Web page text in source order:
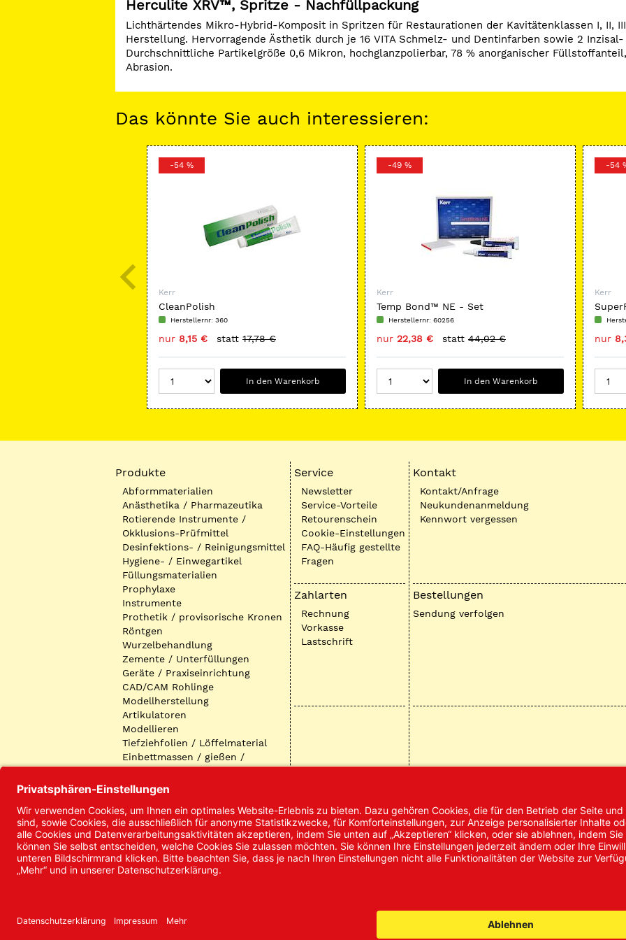
Herculite XRV™, Spritze - Nachfüllpackung
Lichthärtendes Mikro-Hybrid-Komposit in Spritzen für Restaurationen der Kavitätenklassen I, II,
Herstellung. Hervorragende Ästhetik durch je 16 VITA Schmelz- und Dentinfarben sowie 2
Durchschnittliche Partikelgröße 0,6 Mikron, hochglanzpolierbar, 78 % anorganischer
Abrasion.
Das könnte Sie auch interessieren:
-54 %
Kerr
CleanPolish
Herstellernr: 360
nur 8,15 € statt 17,78 €
In den Warenkorb
-49 %
Kerr
Temp Bond™ NE - Set
Herstellernr: 60256
nur 22,38 € statt 44,02 €
In den Warenkorb
-54
Kerr
nur
Produkte
Abformmaterialien
Anästhetika / Pharmazeutika
Rotierende Instrumente /
Okklusions-Prüfmittel
Desinfektions- / Reinigungsmittel
Hygiene- / Einwegartikel
Füllungsmaterialien
Prophylaxe
Instrumente
Prothetik / provisorische Kronen
Röntgen
Wurzelbehandlung
Zemente / Unterfüllungen
Geräte / Praxiseinrichtung
CAD/CAM Rohlinge
Modellherstellung
Artikulatoren
Modellieren
Tiefziehfolien / Löffelmaterial
Einbettmassen / gießen /
Oberflächenbearbeitung
Keramik
Verblendmaterialien
Instrumente
Kieferorthopädie /
Klammerdrähte
Verschiedenes (Labor)
Service
Newsletter
Service-Vorteile
Retourenschein
Cookie-Einstellungen
FAQ-Häufig gestellte
Fragen
Zahlarten
Rechnung
Vorkasse
Lastschrift
Kontakt
Kontakt/Anfrage
Neukundenanmeldung
Kennwort vergessen
Bestellungen
Sendung verfolgen